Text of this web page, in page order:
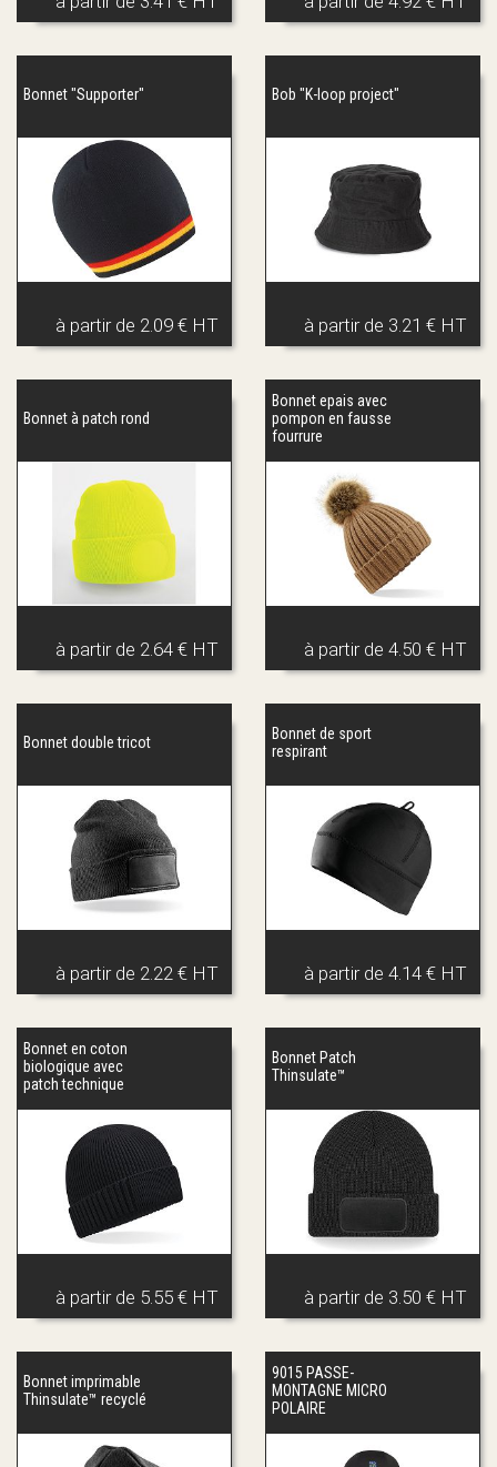
Bonnet "Supporter"
à partir de 2.09 € HT
Bob "K-loop project"
à partir de 3.21 € HT
Bonnet à patch rond
à partir de 2.64 € HT
Bonnet epais avec
pompon en fausse
fourrure
à partir de 4.50 € HT
Bonnet double tricot
à partir de 2.22 € HT
Bonnet de sport
respirant
à partir de 4.14 € HT
Bonnet en coton
biologique avec
patch technique
à partir de 5.55 € HT
Bonnet Patch
Thinsulate™
à partir de 3.50 € HT
Bonnet imprimable
Thinsulate™ recyclé
9015 PASSE-
MONTAGNE MICRO
POLAIRE